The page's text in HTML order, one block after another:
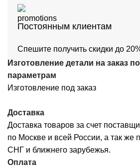
Постоянным клиентам
Спешите получить скидки до
Изготовление детали на заказ
параметрам
Изготовление под заказ
Доставка
Доставка товаров за счет
по Москве и всей России, а так же
СНГ и ближнего зарубежья.
Оплата